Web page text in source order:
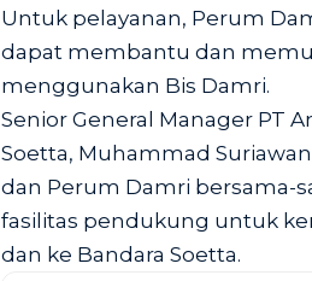
Untuk pelayanan, Perum
dapat membantu dan
menggunakan Bis Damri.
Senior General Manager PT
Soetta, Muhammad
dan Perum Damri bersama-
fasilitas pendukung untuk
dan ke Bandara Soetta.